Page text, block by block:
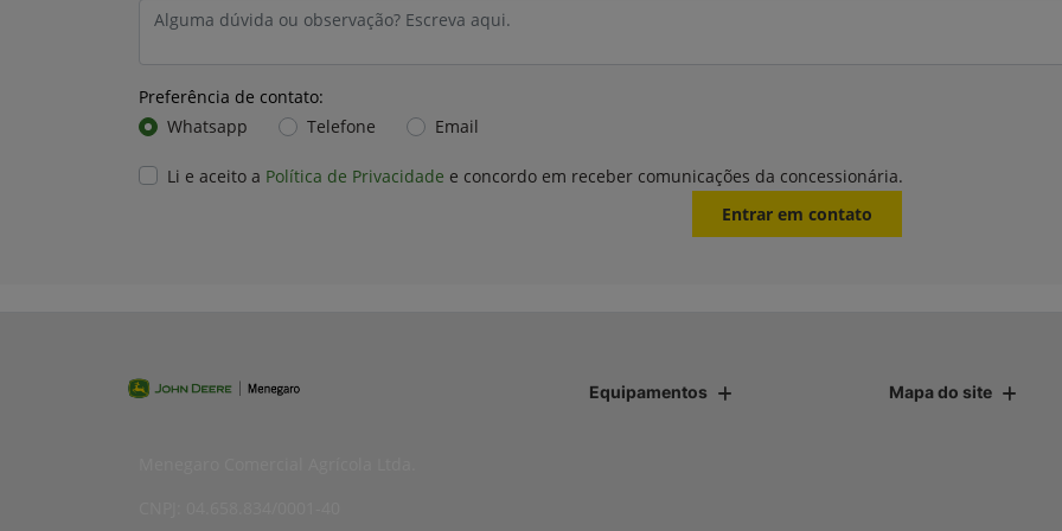
Preferência de contato:
Whatsapp
Telefone Email
Li e aceito a Política de Privacidade e concordo em receber comunicações da concessionária.
Entrar em contato
Equipamentos Mapa do site